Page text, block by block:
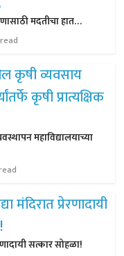
मदतीचा हात…
महाविद्यालयाच्या
सत्कार सोहळा!